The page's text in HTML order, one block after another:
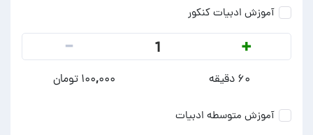
آموزش ادبیات کنکور
+
1
-
۶۰ دقیقه ۱۰۰,۰۰۰ تومان
آموزش متوسطه ادبیات